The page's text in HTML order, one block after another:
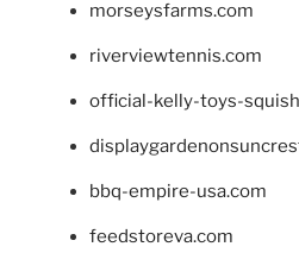
morseysfarms.com
riverviewtennis.com
official-kelly-toys-
bbq-empire-usa.com
feedstoreva.com